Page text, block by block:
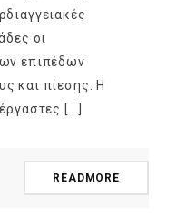
οι
επιπέδων
και πίεσης. Η
[…]
READMORE